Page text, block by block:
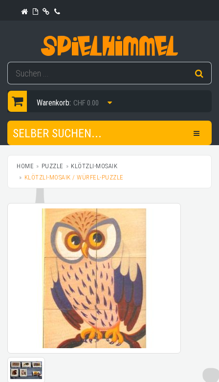
Warenkorb: CHF 0.00
SELBER SUCHEN...
HOME PUZZLE
KLÖTZLI-MOSAIK
KLÖTZLI-MOSAIK / WÜRFEL-PUZZLE